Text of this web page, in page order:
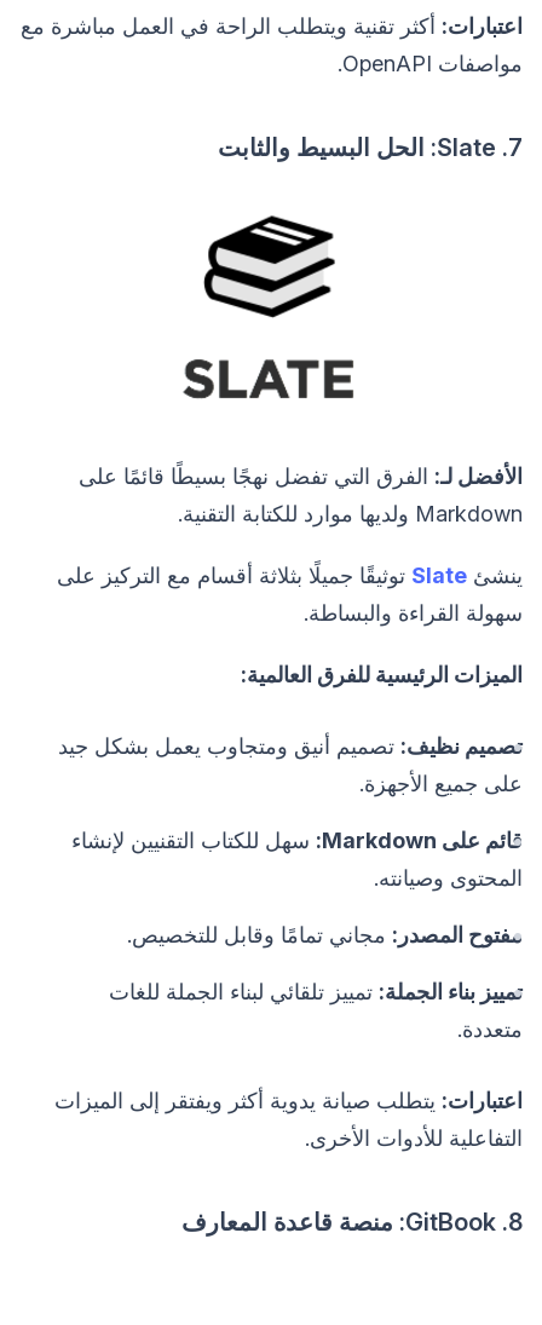
اعتبارات: أكثر تقنية ويتطلب الراحة في العمل مباشرة مع
مواصفات OpenAPI.
7. Slate: الحل البسيط والثابت
الأفضل لـ: الفرق التي تفضل نهجًا بسيطًا قائمًا على
Markdown ولديها موارد للكتابة التقنية.
ينشئ Slate توثيقًا جميلًا بثلاثة أقسام مع التركيز على
سهولة القراءة والبساطة.
الميزات الرئيسية للفرق العالمية:
تصميم نظيف: تصميم أنيق ومتجاوب يعمل بشكل جيد
على جميع الأجهزة.
قائم على Markdown:
سهل للكتاب التقنيين لإنشاء
المحتوى وصيانته.
مفتوح المصدر: مجاني تمامًا وقابل للتخصيص.
تمييز بناء الجملة: تمييز تلقائي لبناء الجملة للغات
متعددة.
اعتبارات: يتطلب صيانة يدوية أكثر ويفتقر إلى الميزات
التفاعلية للأدوات الأخرى.
8. GitBook: منصة قاعدة المعارف